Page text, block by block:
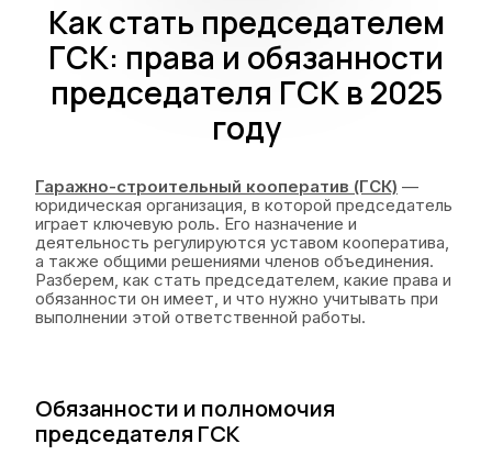
Как стать председателем
ГСК: права и обязанности
председателя ГСК в 2025
году
Гаражно-строительный кооператив (ГСК) —
юридическая организация, в которой председатель
играет ключевую роль. Его назначение и
деятельность регулируются уставом кооператива,
а также общими решениями членов объединения.
Разберем, как стать председателем, какие права и
обязанности он имеет, и что нужно учитывать при
выполнении этой ответственной работы.
Обязанности и полномочия
председателя ГСК